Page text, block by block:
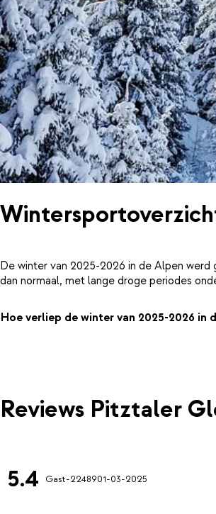
De winter van 2025-2026 in de Alpen
dan normaal, met lange droge periodes
Hoe verliep de winter van 2025-2026 in
Reviews Pitztaler
5.4 Gast-2248901-03-2025